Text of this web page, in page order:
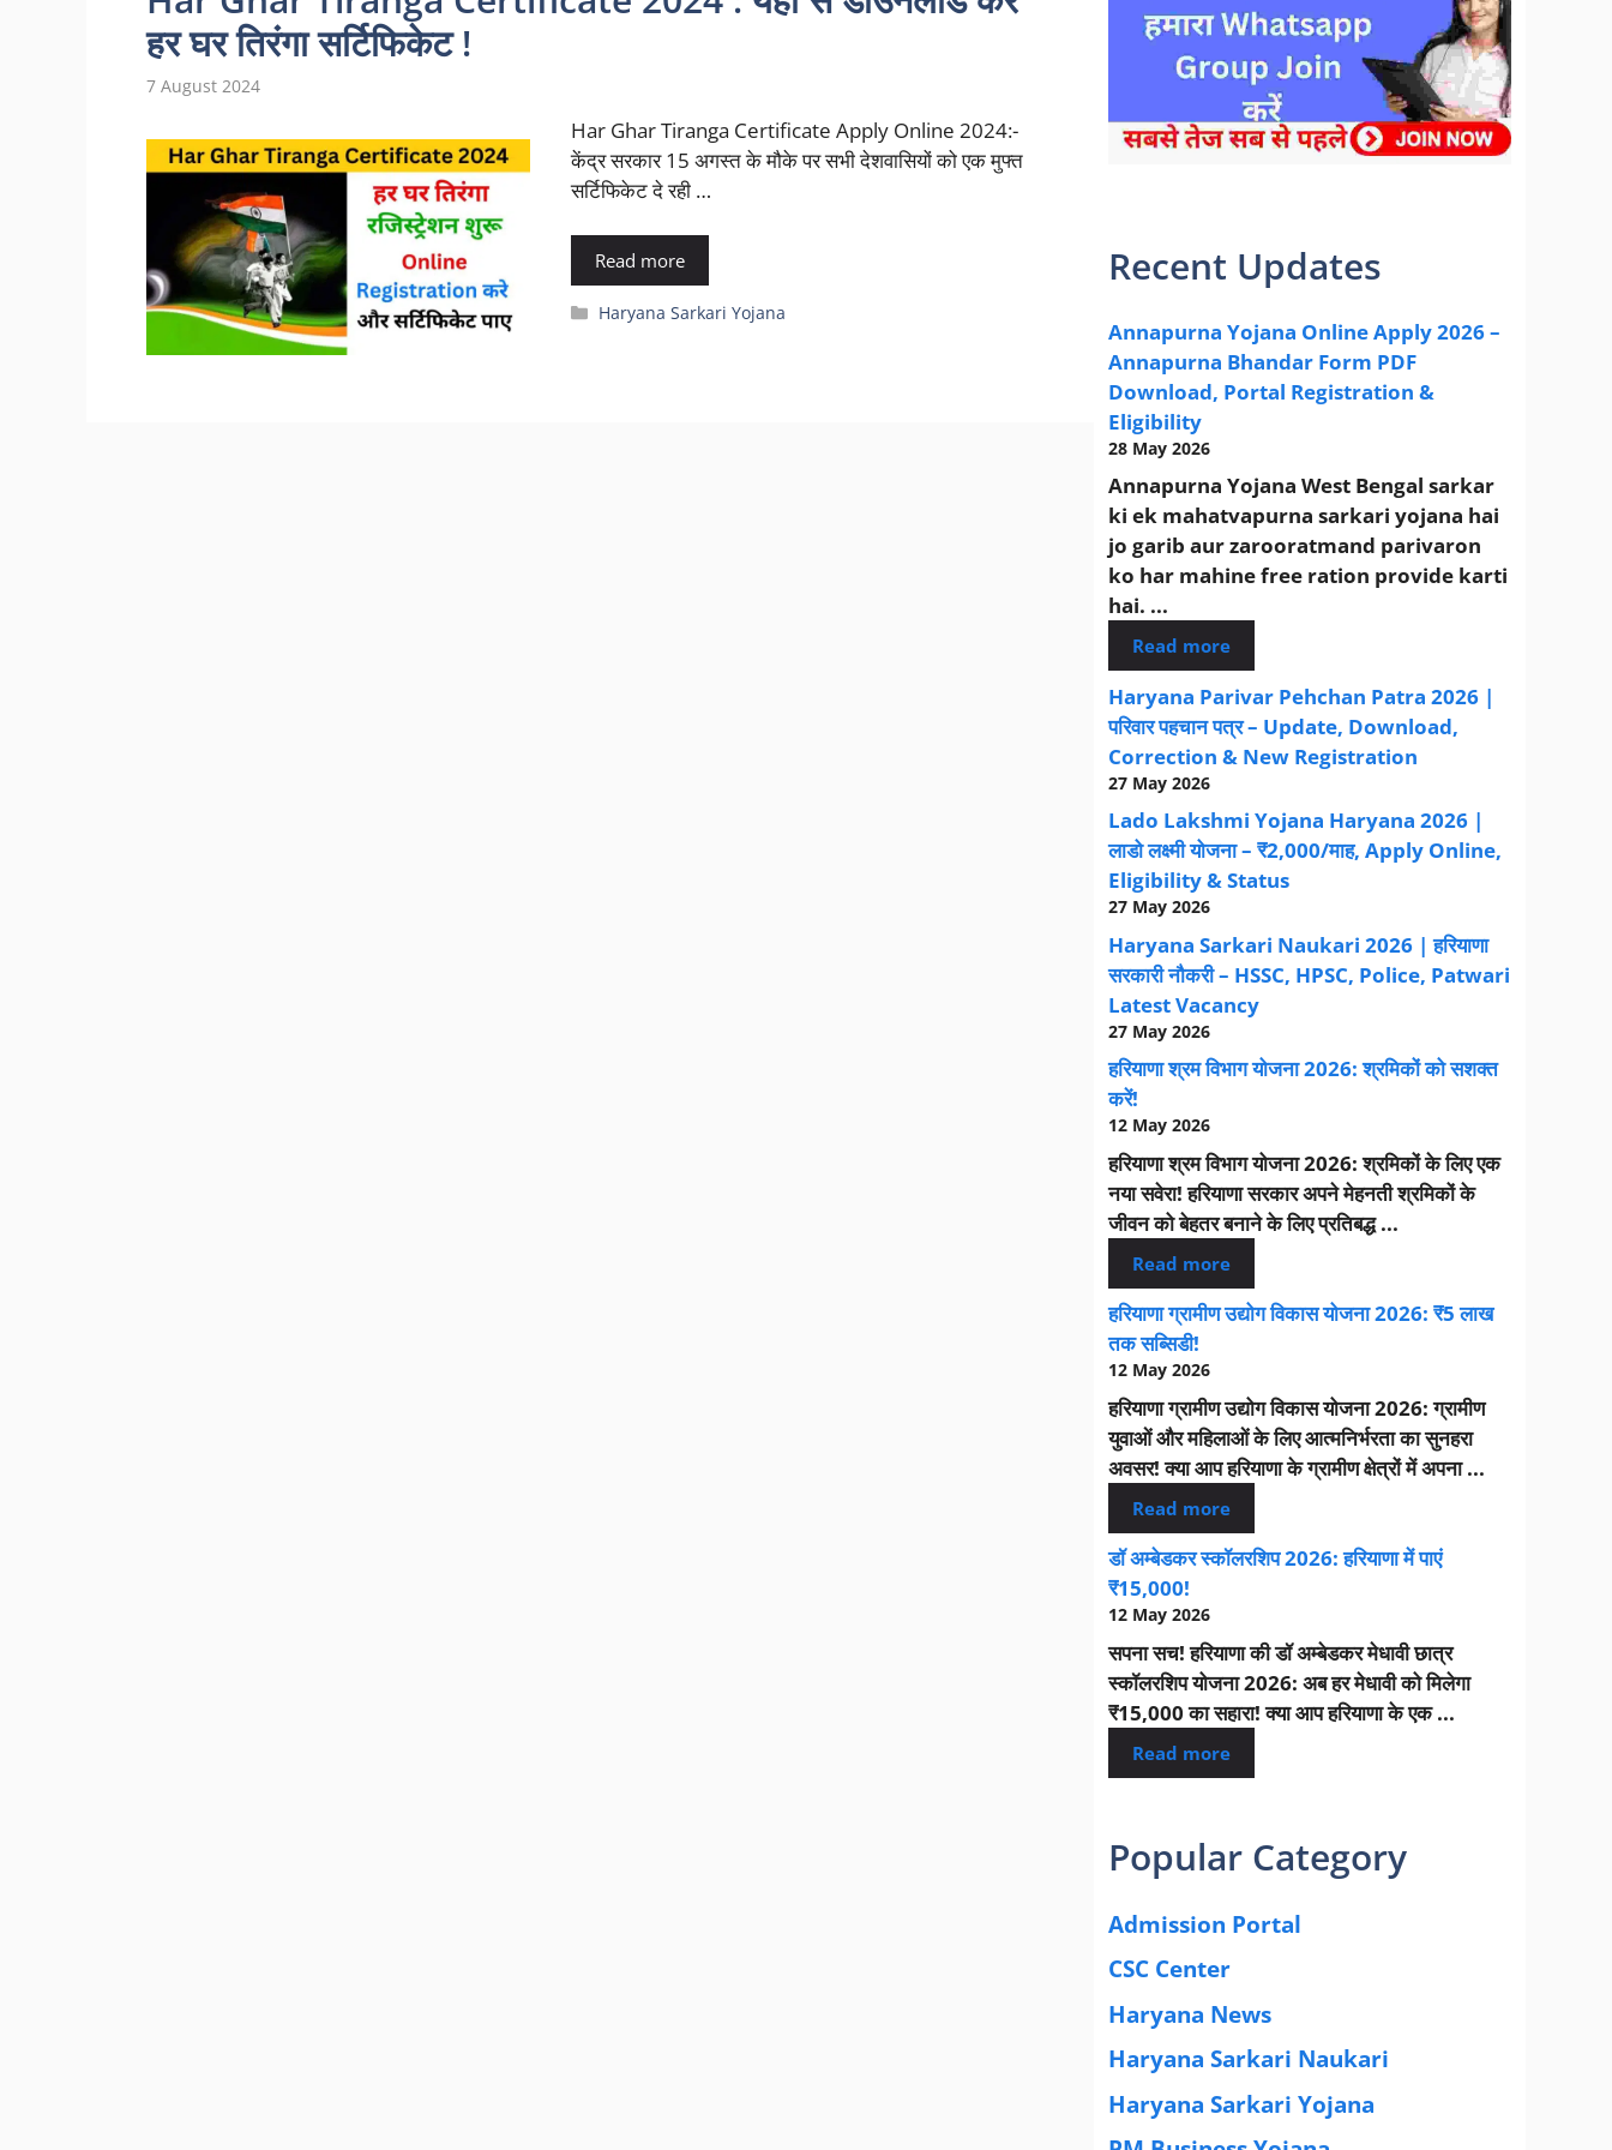
हर घर तिरंगा सर्टिफिकेट !
7 August 2024
Har Ghar Tiranga Certificate Apply Online 2024:-
केंद्र सरकार 15 अगस्त के मौके पर सभी देशवासियों को एक मुफ्त
सर्टिफिकेट दे रही …
Read more
Categories
Haryana Sarkari Yojana
Recent Updates
Annapurna Yojana Online Apply 2026 –
Annapurna Bhandar Form PDF
Download, Portal Registration &
Eligibility
28 May 2026
Annapurna Yojana West Bengal sarkar
ki ek mahatvapurna sarkari yojana hai
jo garib aur zarooratmand parivaron
ko har mahine free ration provide karti
hai. ...
Read more
Haryana Parivar Pehchan Patra 2026 |
परिवार पहचान पत्र – Update, Download,
Correction & New Registration
27 May 2026
Lado Lakshmi Yojana Haryana 2026 |
लाडो लक्ष्मी योजना – ₹2,000/माह, Apply Online,
Eligibility & Status
27 May 2026
Haryana Sarkari Naukari 2026 | हरियाणा
सरकारी नौकरी – HSSC, HPSC, Police, Patwari
Latest Vacancy
27 May 2026
हरियाणा श्रम विभाग योजना 2026: श्रमिकों को सशक्त
करें!
12 May 2026
हरियाणा श्रम विभाग योजना 2026: श्रमिकों के लिए एक
नया सवेरा! हरियाणा सरकार अपने मेहनती श्रमिकों के
जीवन को बेहतर बनाने के लिए प्रतिबद्ध ...
Read more
हरियाणा ग्रामीण उद्योग विकास योजना 2026: ₹5 लाख
तक सब्सिडी!
12 May 2026
हरियाणा ग्रामीण उद्योग विकास योजना 2026: ग्रामीण
युवाओं और महिलाओं के लिए आत्मनिर्भरता का सुनहरा
अवसर! क्या आप हरियाणा के ग्रामीण क्षेत्रों में अपना ...
Read more
डॉ अम्बेडकर स्कॉलरशिप 2026: हरियाणा में पाएं
₹15,000!
12 May 2026
सपना सच! हरियाणा की डॉ अम्बेडकर मेधावी छात्र
स्कॉलरशिप योजना 2026: अब हर मेधावी को मिलेगा
₹15,000 का सहारा! क्या आप हरियाणा के एक ...
Read more
Popular Category
Admission Portal
CSC Center
Haryana News
Haryana Sarkari Naukari
Haryana Sarkari Yojana